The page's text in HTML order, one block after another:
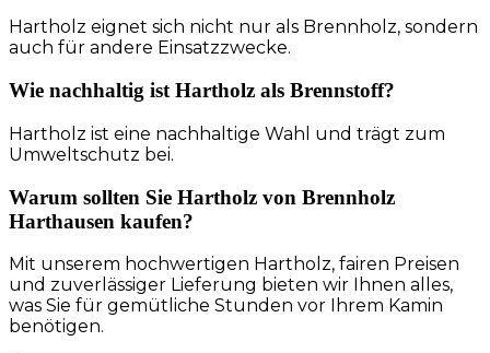
Hartholz eignet sich nicht nur als Brennholz, sondern
auch für andere Einsatzzwecke.
Wie nachhaltig ist Hartholz als Brennstoff?
Hartholz ist eine nachhaltige Wahl und trägt zum
Umweltschutz bei.
Warum sollten Sie Hartholz von Brennholz
Harthausen kaufen?
Mit unserem hochwertigen Hartholz, fairen Preisen
und zuverlässiger Lieferung bieten wir Ihnen alles,
was Sie für gemütliche Stunden vor Ihrem Kamin
benötigen.